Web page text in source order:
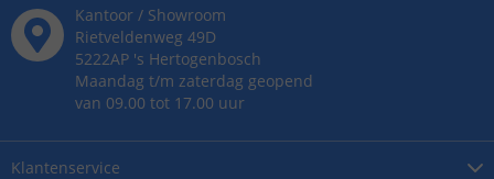
Klantenservice
Kantoor / Showroom
Rietveldenweg 49D
5222AP 's Hertogenbosch
Maandag t/m zaterdag geopend
van 09.00 tot 17.00 uur